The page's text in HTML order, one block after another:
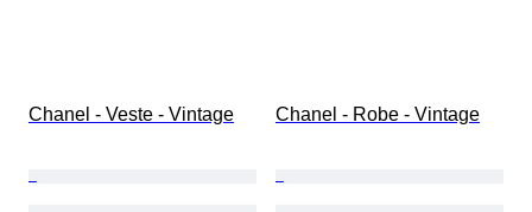
Chanel - Veste - Vintage Chanel - Robe - Vintage